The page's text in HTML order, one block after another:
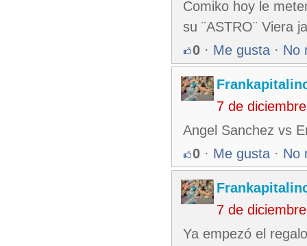
Comiko hoy le
su ¨ASTRO¨ Viera
0 · Me gusta · No
7 de
Angel Sanchez vs
0 · Me gusta · No
7 de
Ya empezó el